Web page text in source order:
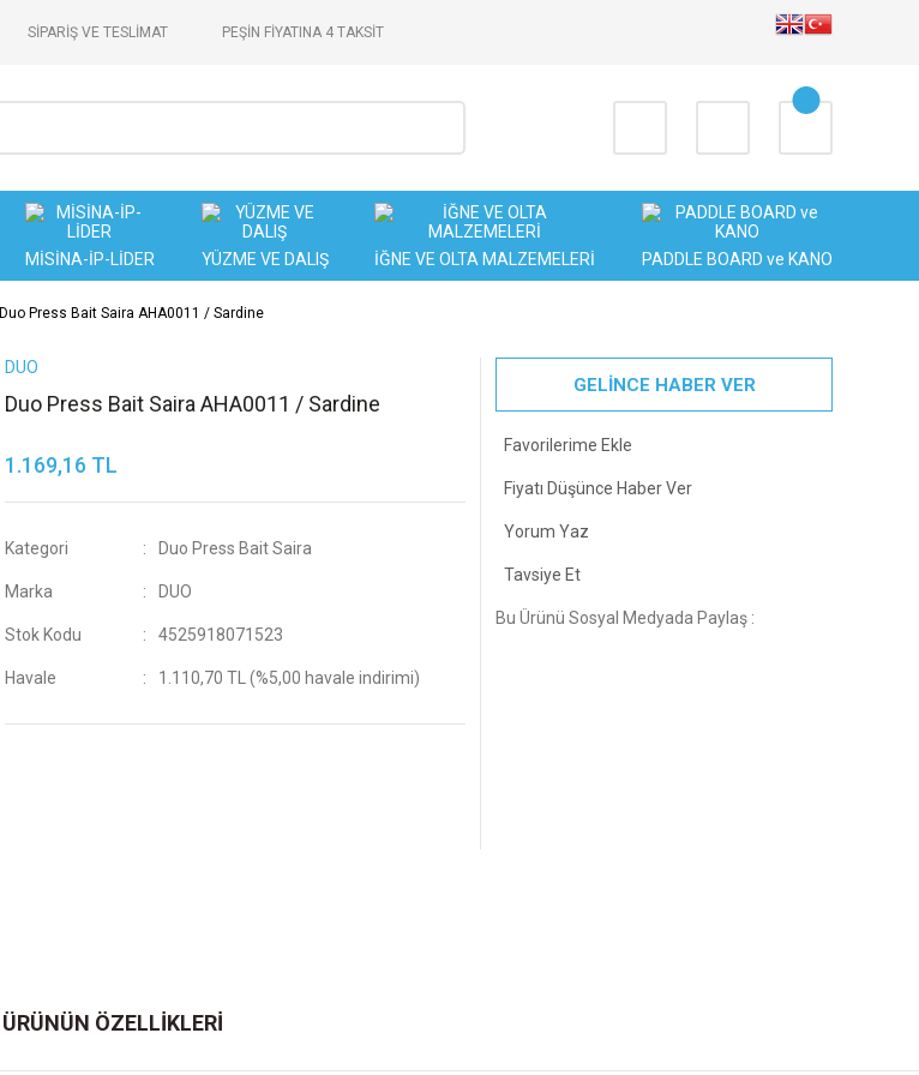
SİPARİŞ VE TESLİMAT PEŞİN FİYATINA 4 TAKSİT
MİSİNA-İP-LİDER YÜZME VE DALIŞ İĞNE VE OLTA MALZEMELERİ PADDLE BOARD ve KANO
Duo Press Bait Saira AHA0011 / Sardine
DUO
Duo Press Bait Saira AHA0011 / Sardine
1.169,16 TL
Kategori Duo Press Bait Saira
Marka DUO
Stok Kodu 4525918071523
Havale 1.110,70 TL (%5,00 havale indirimi)
GELİNCE HABER VER
Fiyatı Düşünce Haber Ver
Yorum Yaz
Tavsiye Et
Bu Ürünü Sosyal Medyada Paylaş :
ÜRÜNÜN ÖZELLİKLERİ